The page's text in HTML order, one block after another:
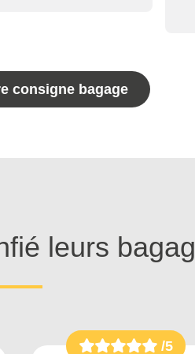
consigne bagage
leurs
/5